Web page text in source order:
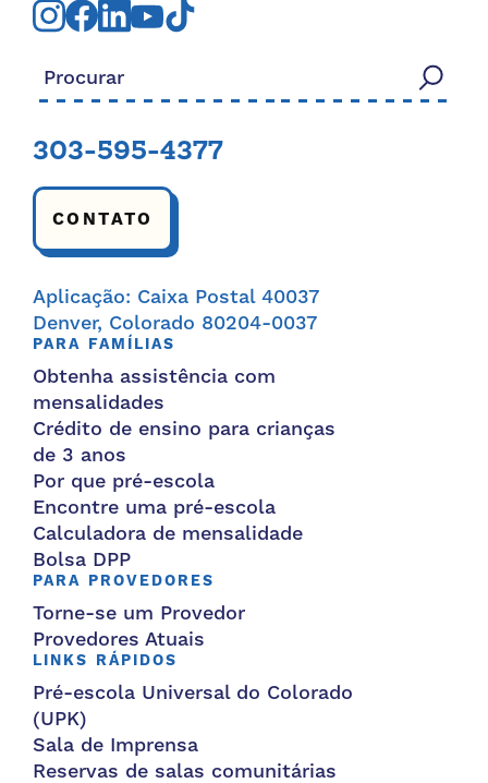
Procurar:
303-595-4377
CONTATO
Aplicação: Caixa Postal 40037
Denver, Colorado 80204-0037
PARA FAMÍLIAS
Obtenha assistência com
mensalidades
Crédito de ensino para crianças
de 3 anos
Por que pré-escola
Encontre uma pré-escola
Calculadora de mensalidade
Bolsa DPP
PARA PROVEDORES
Torne-se um Provedor
Provedores Atuais
LINKS RÁPIDOS
Pré-escola Universal do Colorado
(UPK)
Sala de Imprensa
Reservas de salas comunitárias